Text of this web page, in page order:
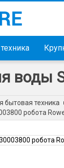
воды
бытовая техника
робота